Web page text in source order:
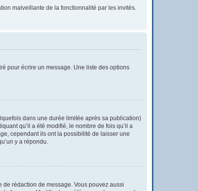
malveillante de la fonctionnalité par les invités.
pour écrire un message. Une liste des options
dans une durée limitée après sa publication)
qu’il a été modifié, le nombre de fois qu’il a
cependant ils ont la possibilité de laisser une
y a répondu.
de rédaction de message. Vous pouvez aussi